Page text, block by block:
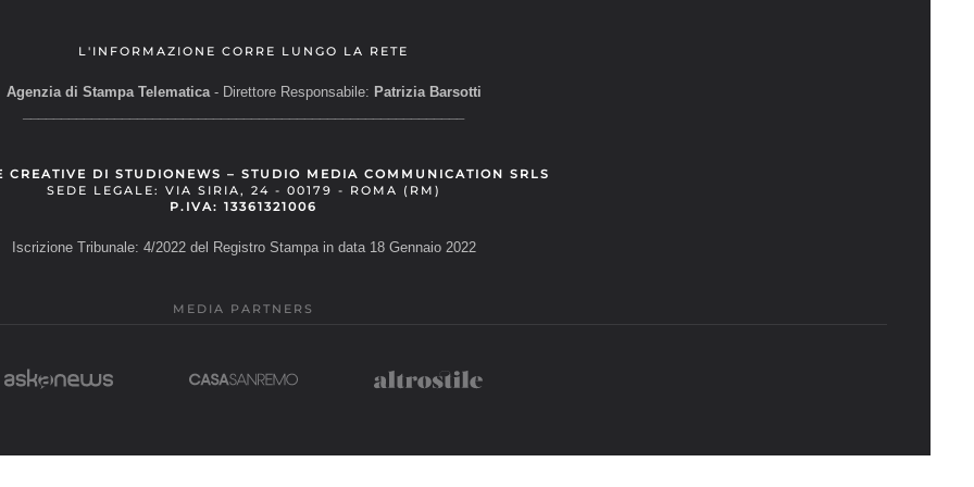
L'INFORMAZIONE CORRE LUNGO LA RETE
Agenzia di Stampa Telematica- Direttore Responsabile: Patrizia Barsotti
CREATIVE DI STUDIONEWS – STUDIO MEDIA COMMUNICATION SRLS
SEDE LEGALE: VIA SIRIA, 24 - 00179 - ROMA (RM)
P.IVA: 13361321006
Iscrizione Tribunale: 4/2022 del Registro Stampa in data 18 Gennaio 2022
MEDIA PARTNERS